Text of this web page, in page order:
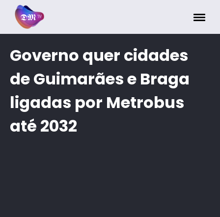
Governo quer cidades
de Guimarães e Braga
ligadas por Metrobus
até 2032
Painel de Gerenciamento de Cookies